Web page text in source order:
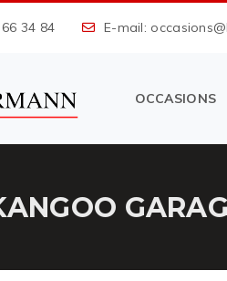
34 84 E-mail:
OCCASIONS